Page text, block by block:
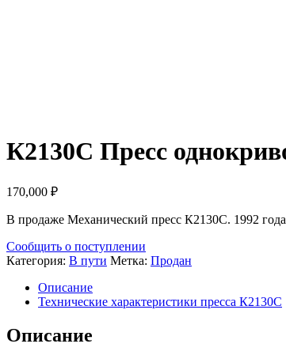
К2130С Пресс
170,000 ₽
В продаже Механический пресс К2130С. 1992
Сообщить о поступлении
Категория: В пути Метка: Продан
Описание
Технические характеристики пресса К2130С
Описание